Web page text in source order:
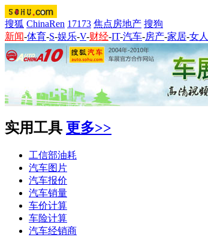
搜狐 ChinaRen 17173 焦点房地产 搜狗
新闻-体育-S-娱乐-V-财经-IT-汽车-房产-家居-女人
实用工具 更多>>
工信部油耗
汽车图片
汽车报价
汽车销量
车价计算
车险计算
汽车经销商